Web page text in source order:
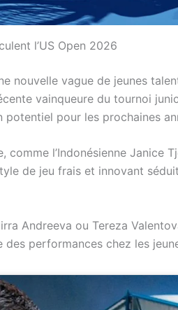
l’US Open 2026
nouvelle vague de jeunes
vainqueure du tournoi
pour les prochaines
comme l’Indonésienne
de jeu frais et innovant
Andreeva ou Tereza
performances chez les